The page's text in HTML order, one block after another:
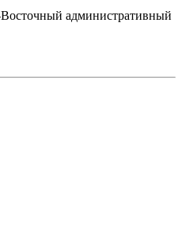
административный